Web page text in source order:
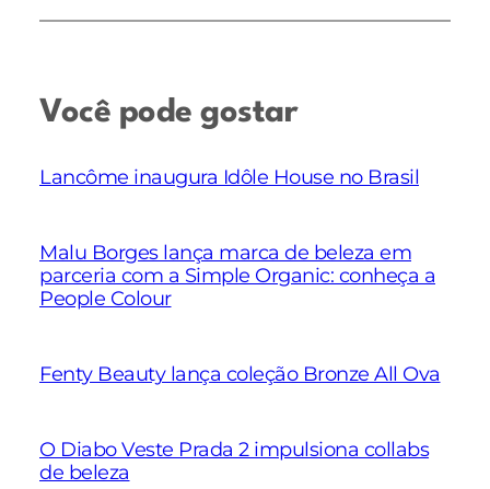
Você pode gostar
Lancôme inaugura Idôle House no Brasil
Malu Borges lança marca de beleza em
parceria com a Simple Organic: conheça a
People Colour
Fenty Beauty lança coleção Bronze All Ova
O Diabo Veste Prada 2 impulsiona collabs
de beleza